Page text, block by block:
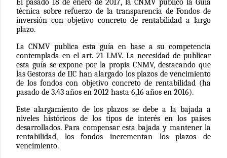
El pasado 18 de enero de 2017, la CNMV publicó la Guía
técnica sobre refuerzo de la transparencia de Fondos de
inversión con objetivo concreto de rentabilidad a largo
plazo.
La CNMV publica esta guía en base a su competencia
contemplada en el art. 21 LMV. La necesidad de publicar
esta guía se expone por la propia CNMV, destacando que
las Gestoras de IIC han alargado los plazos de vencimiento
de los fondos con objetivo concreto de rentabilidad (ha
pasado de 3.43 años en 2012 hasta 6,16 años en 2016).
Este alargamiento de los plazos se debe a la bajada a
niveles históricos de los tipos de interés en los países
desarrollados. Para compensar esta bajada y mantener la
rentabilidad, los fondos incrementan los plazos de
vencimiento.